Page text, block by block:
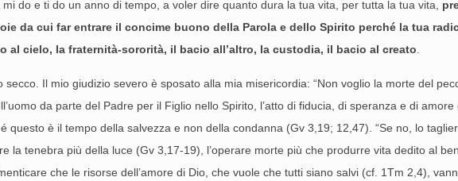
do e ti do un anno di tempo, a voler dire quanto dura la tua vita, per tutta la tua vita,
da cui far entrare il concime buono della Parola e dello Spirito perché la tua
al cielo, la fraternità-sororità, il bacio all’altro, la custodia, il bacio al creato
secco. Il mio giudizio severo è sposato alla mia misericordia: “Non voglio la morte del
da parte del Padre per il Figlio nello Spirito, l’atto di fiducia, di speranza e di
questo è il tempo della salvezza e non della condanna (Gv 3,19; 12,47). “Se no, lo
la tenebra più della luce (Gv 3,17-19), l’operare morte più che produrre vita dedito al
che le risorse dell’amore di Dio, che vuole che tutti siano salvi (cf. 1Tm 2,4),